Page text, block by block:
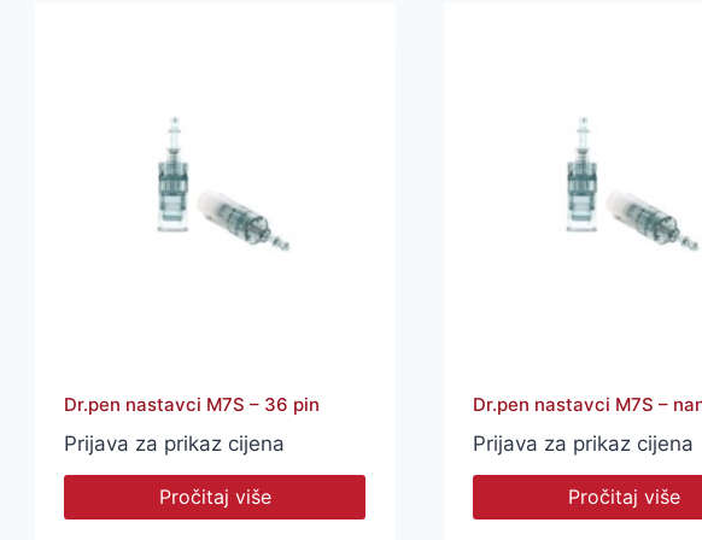
Dr.pen nastavci M7S – 36 pin
Prijava za prikaz cijena
Pročitaj više
Dr.pen nastavci M7S –
Prijava za prikaz cijena
Pročitaj više